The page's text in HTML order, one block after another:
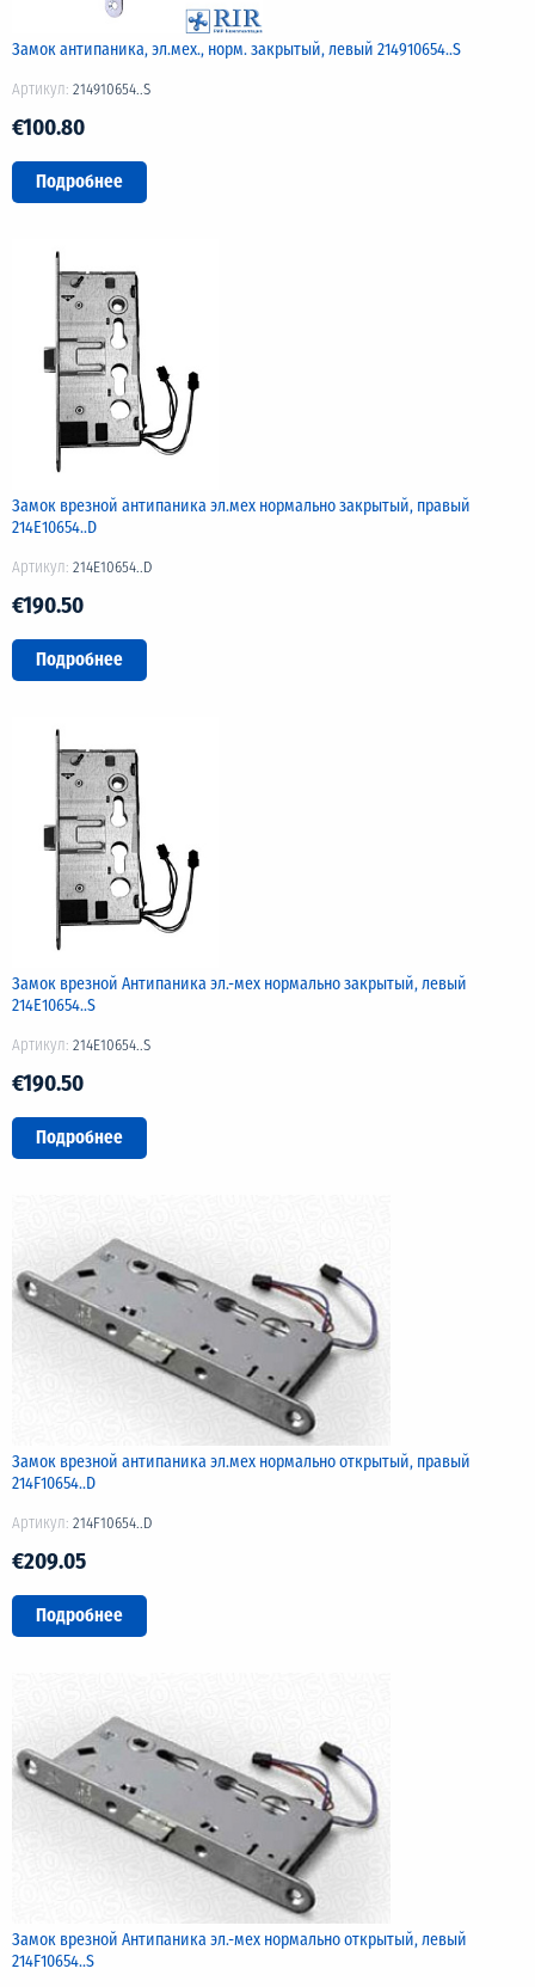
Замок антипаника, эл.мех., норм. закрытый, левый 214910654..S
Артикул: 214910654..S
€100.80
Подробнее
Замок врезной антипаника эл.мех нормально закрытый, правый
214Е10654..D
Артикул: 214E10654..D
€190.50
Подробнее
Замок врезной Антипаника эл.-мех нормально закрытый, левый
214E10654..S
Артикул: 214E10654..S
€190.50
Подробнее
Замок врезной антипаника эл.мех нормально открытый, правый
214F10654..D
Артикул: 214F10654..D
€209.05
Подробнее
Замок врезной Антипаника эл.-мех нормально открытый, левый
214F10654..S